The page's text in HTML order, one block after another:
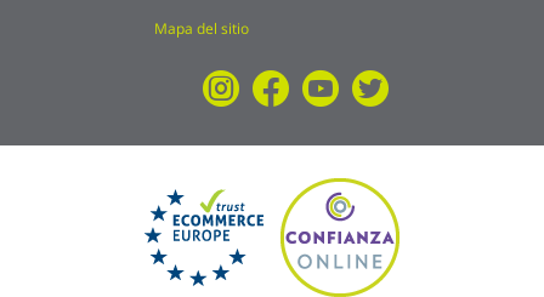
Mapa del sitio